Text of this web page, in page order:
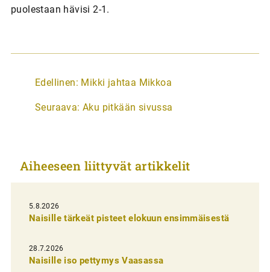
puolestaan hävisi 2-1.
A
t
k
e
l
i
e
n
Edellinen: Mikki jahtaa Mikkoa
Seuraava: Aku pitkään sivussa
Aiheeseen liittyvät artikkelit
5.8.2026
Naisille tärkeät pisteet elokuun ensimmäisestä
28.7.2026
Naisille iso pettymys Vaasassa